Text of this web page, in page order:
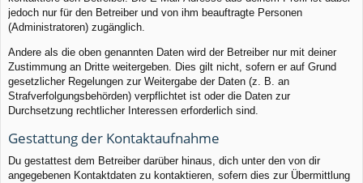
jedoch nur für den Betreiber und von ihm beauftragte Personen
(Administratoren) zugänglich.
Andere als die oben genannten Daten wird der Betreiber nur mit deiner
Zustimmung an Dritte weitergeben. Dies gilt nicht, sofern er auf Grund
gesetzlicher Regelungen zur Weitergabe der Daten (z. B. an
Strafverfolgungsbehörden) verpflichtet ist oder die Daten zur
Durchsetzung rechtlicher Interessen erforderlich sind.
Gestattung der Kontaktaufnahme
Du gestattest dem Betreiber darüber hinaus, dich unter den von dir
angegebenen Kontaktdaten zu kontaktieren, sofern dies zur Übermittlung